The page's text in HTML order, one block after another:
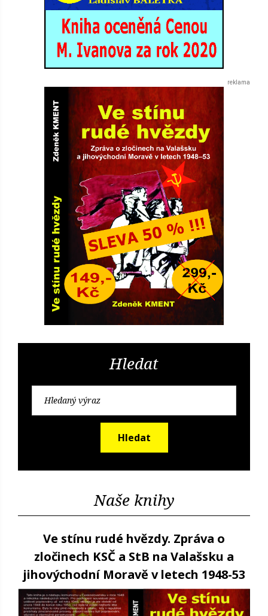
Hledat
Hledat
Naše knihy
Ve stínu rudé hvězdy. Zpráva o
zločinech KSČ a StB na Valašsku a
jihovýchodní Moravě v letech 1948-53